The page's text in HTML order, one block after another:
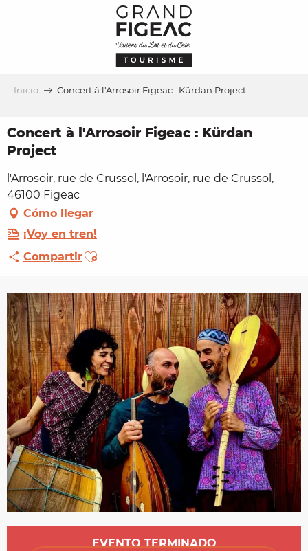
Inicio Concert à l'Arrosoir Figeac : Kürdan Project
Concert à l'Arrosoir Figeac : Kürdan
Project
l'Arrosoir, rue de Crussol, l'Arrosoir, rue de Crussol,
46100 Figeac
Cómo llegar
¡Voy en tren!
CompartirAjouter aux favoris
Horarios y datos de contacto
EVENTO TERMINADO